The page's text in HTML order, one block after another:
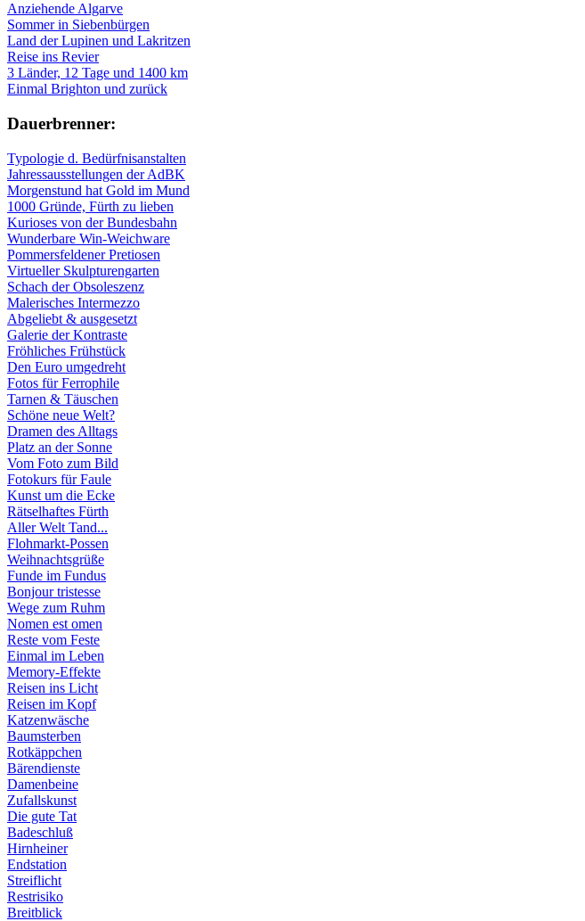
Anziehende Algarve
Sommer in Siebenbürgen
Land der Lupinen und Lakritzen
Reise ins Revier
3 Länder, 12 Tage und 1400 km
Einmal Brighton und zurück
Dau­er­bren­ner:
Typologie d. Bedürfnisanstalten
Jahressausstellungen der AdBK
Morgenstund hat Gold im Mund
1000 Gründe, Fürth zu lieben
Kurioses von der Bundesbahn
Wunderbare Win-Weichware
Pommersfeldener Pretiosen
Virtueller Skulpturengarten
Schach der Obsoleszenz
Malerisches Intermezzo
Abgeliebt & ausgesetzt
Galerie der Kontraste
Fröhliches Frühstück
Den Euro umgedreht
Fotos für Ferrophile
Tarnen & Täuschen
Schöne neue Welt?
Dramen des Alltags
Platz an der Sonne
Vom Foto zum Bild
Fotokurs für Faule
Kunst um die Ecke
Rätselhaftes Fürth
Aller Welt Tand...
Flohmarkt-Possen
Weihnachtsgrüße
Funde im Fundus
Bonjour tristesse
Wege zum Ruhm
Nomen est omen
Reste vom Feste
Einmal im Leben
Memory-Effekte
Reisen ins Licht
Reisen im Kopf
Katzenwäsche
Baumsterben
Rotkäppchen
Bärendienste
Damenbeine
Zufallskunst
Die gute Tat
Badeschluß
Hirnheiner
Endstation
Streiflicht
Restrisiko
Breitblick